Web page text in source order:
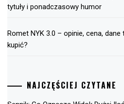
tytuły i ponadczasowy humor
Romet NYK 3.0 – opinie, cena,
kupić?
NAJCZĘŚCIEJ CZYTANE